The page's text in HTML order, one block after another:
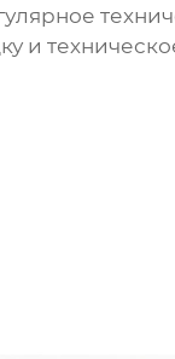
и